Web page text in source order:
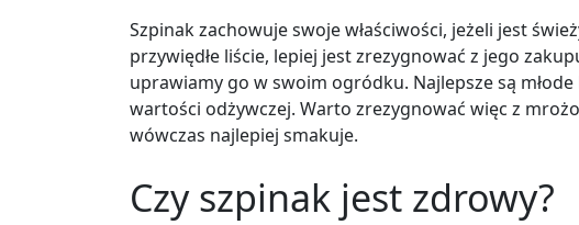
Szpinak zachowuje swoje właściwości, jeżeli jest
przywiędłe liście, lepiej jest zrezygnować z jego
uprawiamy go w swoim ogródku. Najlepsze są
wartości odżywczej. Warto zrezygnować więc z
wówczas najlepiej smakuje.
Czy szpinak jest zdrowy?